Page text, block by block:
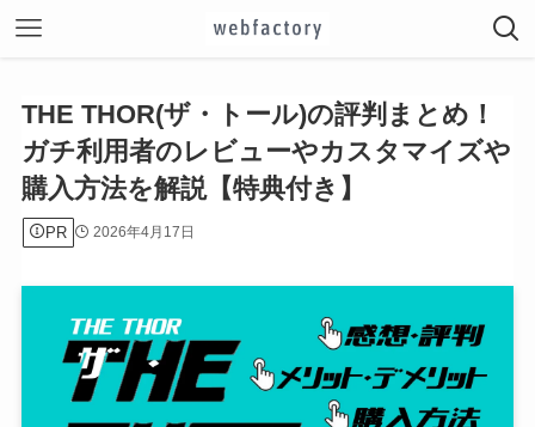
THE THOR(ザ・トール)の評判まとめ！
ガチ利用者のレビューやカスタマイズや
購入方法を解説【特典付き】
PR 2026年4月17日